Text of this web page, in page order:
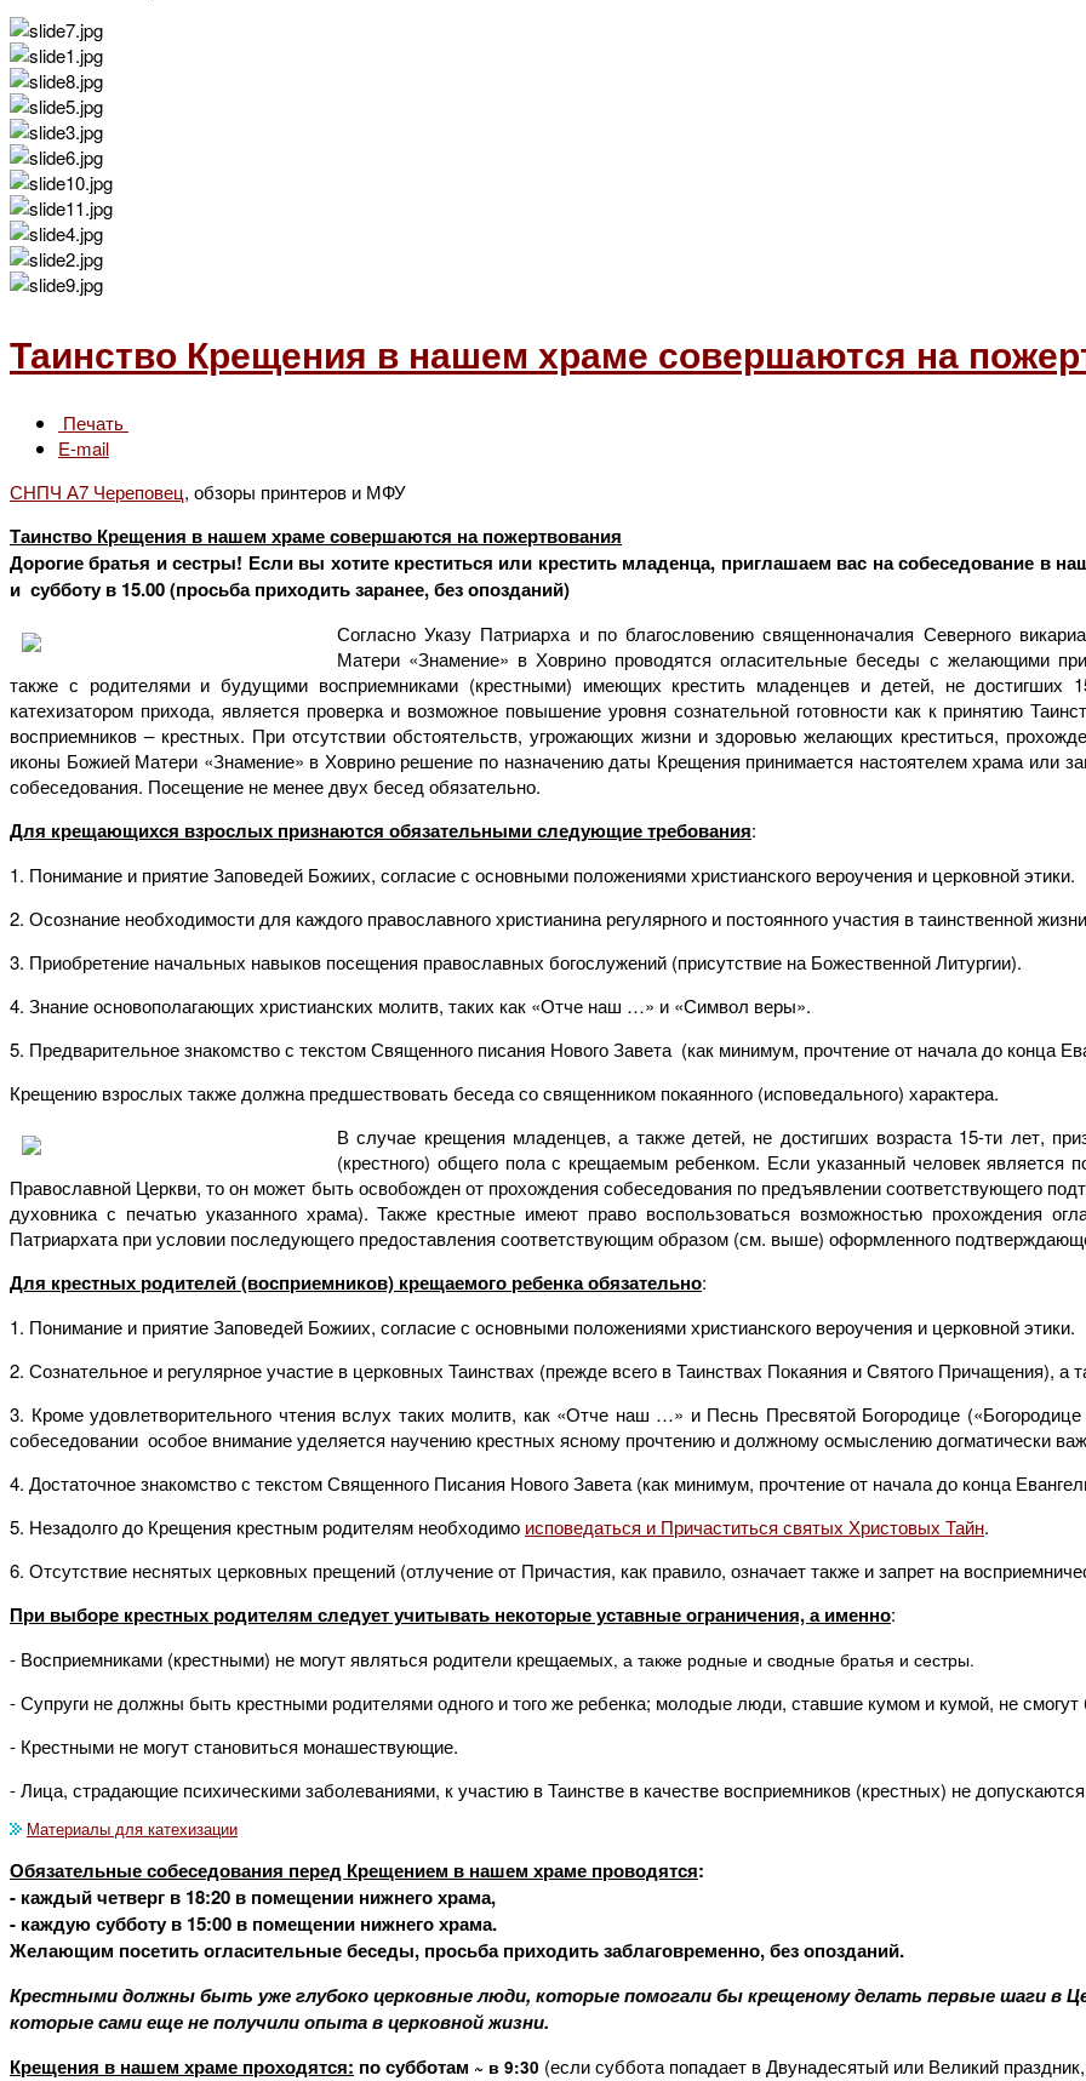
Таинство Крещения в нашем храме совершаются на
Печать
E-mail
СНПЧ А7 Череповец, обзоры принтеров и МФУ
Таинство Крещения в нашем храме совершаются на пожертвования
Дорогие братья и сестры! Если вы хотите креститься или крестить младенца, приглашаем вас на собеседование в
и субботу в 15.00 (просьба приходить заранее, без опозданий)
Согласно Указу Патриарха и по благословению священноначалия Северного
Матери «Знамение» в Ховрино проводятся огласительные беседы с желающими
также с родителями и будущими восприемниками (крестными) имеющих крестить младенцев и детей, не достигших
катехизатором прихода, является проверка и возможное повышение уровня сознательной готовности как к принятию
восприемников – крестных. При отсутствии обстоятельств, угрожающих жизни и здоровью желающих креститься,
иконы Божией Матери «Знамение» в Ховрино решение по назначению даты Крещения принимается настоятелем храма или
собеседования. Посещение не менее двух бесед обязательно.
Для крещающихся взрослых признаются обязательными следующие требования:
1. Понимание и приятие Заповедей Божиих, согласие с основными положениями христианского вероучения и церковной этики.
2. Осознание необходимости для каждого православного христианина регулярного и постоянного участия в таинственной
3. Приобретение начальных навыков посещения православных богослужений (присутствие на Божественной Литургии).
4. Знание основополагающих христианских молитв, таких как «Отче наш …» и «Символ веры».
5. Предварительное знакомство с текстом Священного писания Нового Завета (как минимум, прочтение от начала до конца
Крещению взрослых также должна предшествовать беседа со священником покаянного (исповедального) характера.
В случае крещения младенцев, а также детей, не достигших возраста 15-ти лет,
(крестного) общего пола с крещаемым ребенком. Если указанный человек является
Православной Церкви, то он может быть освобожден от прохождения собеседования по предъявлении соответствующего
духовника с печатью указанного храма). Также крестные имеют право воспользоваться возможностью прохождения
Патриархата при условии последующего предоставления соответствующим образом (см. выше) оформленного
Для крестных родителей (восприемников) крещаемого ребенка обязательно:
1. Понимание и приятие Заповедей Божиих, согласие с основными положениями христианского вероучения и церковной этики.
2. Сознательное и регулярное участие в церковных Таинствах (прежде всего в Таинствах Покаяния и Святого Причащения), а
3. Кроме удовлетворительного чтения вслух таких молитв, как «Отче наш …» и Песнь Пресвятой Богородице
собеседовании особое внимание уделяется научению крестных ясному прочтению и должному осмыслению догматически
4. Достаточное знакомство с текстом Священного Писания Нового Завета (как минимум, прочтение от начала до конца
5. Незадолго до Крещения крестным родителям необходимо исповедаться и Причаститься святых Христовых Тайн.
6. Отсутствие неснятых церковных прещений (отлучение от Причастия, как правило, означает также и запрет на
При выборе крестных родителям следует учитывать некоторые уставные ограничения, а именно:
- Восприемниками (крестными) не могут являться родители крещаемых, а также родные и сводные братья и сестры.
- Супруги не должны быть крестными родителями одного и того же ребенка; молодые люди, ставшие кумом и кумой, не
- Крестными не могут становиться монашествующие.
- Лица, страдающие психическими заболеваниями, к участию в Таинстве в качестве восприемников (крестных) не
Материалы для катехизации
Обязательные собеседования перед Крещением в нашем храме проводятся:
- каждый четверг в 18:20 в помещении нижнего храма,
- каждую субботу в 15:00 в помещении нижнего храма.
Желающим посетить огласительные беседы, просьба приходить заблаговременно, без опозданий.
Крестными должны быть уже глубоко церковные люди, которые помогали бы крещеному делать первые шаги в
которые сами еще не получили опыта в церковной жизни.
Крещения в нашем храме проходятся: по субботам ~ в 9:30 (если суббота попадает в Двунадесятый или Великий